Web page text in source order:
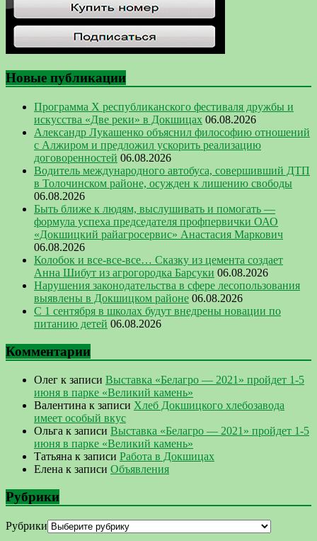
Новые публикации
Программа Х республиканского фестиваля дружбы и
искусства «Две реки» в Докшицах 06.08.2026
Александр Лукашенко объяснил философию отношений
с Алжиром и предложил ускорить реализацию
договоренностей 06.08.2026
Водитель международного автобуса, совершивший ДТП
в Толочинском районе, осужден к лишению свободы
06.08.2026
Быть ближе к людям, выслушивать и помогать —
формула успеха председателя профпервички ОАО
«Докшицкий райагросервис» Анастасия Маркович
06.08.2026
Колобок и все-все-все… Сказку из цемента создает
Анна Шибут из агрогородка Барсуки 06.08.2026
Нарушения законодательства в сфере лесопользования
выявлены в Докшицком районе 06.08.2026
С 1 сентября в школах будут внедрены новации по
питанию детей 06.08.2026
Комментарии
Олег к записи Выставка «Белагро — 2021» пройдет 1-5
июня в парке «Великий камень»
Валентина к записи Хлеб Докшицкого хлебозавода
имеет особый вкус
Ольга к записи Выставка «Белагро — 2021» пройдет 1-5
июня в парке «Великий камень»
Татьяна к записи Работа в Докшицах
Елена к записи Объявления
Рубрики
Рубрики